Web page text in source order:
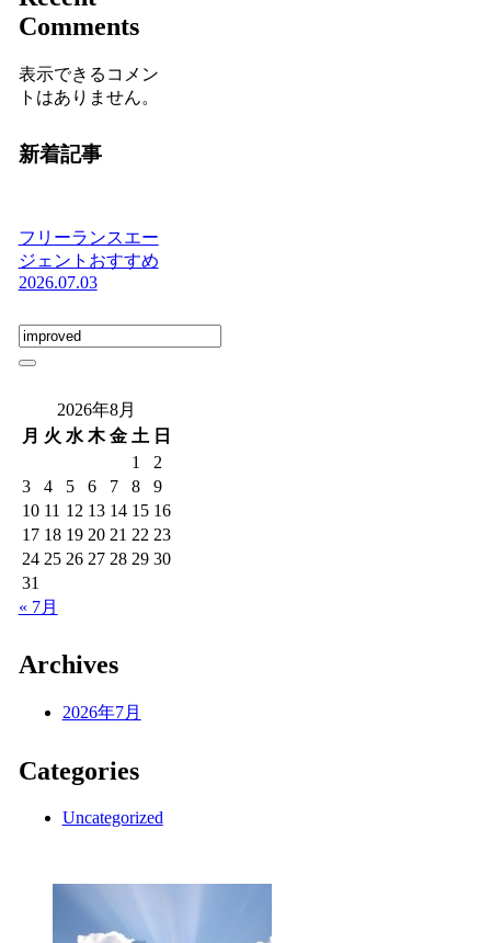
Comments
表示できるコメン
トはありません。
新着記事
フリーランスエー
ジェントおすすめ
2026.07.03
2026年8月
月 火 水 木 金 土 日
1
2
3
4 5 6 7 8
9
10 11 12 13 14 15 16
17 18 19 20 21 22 23
24 25 26 27 28 29 30
31
« 7月
Archives
2026年7月
Categories
Uncategorized